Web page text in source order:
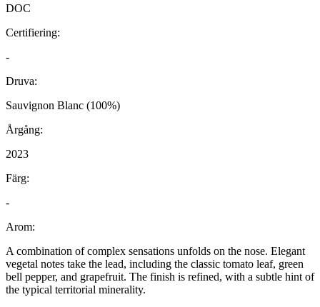
DOC
Certifiering:
-
Druva:
Sauvignon Blanc (100%)
Årgång:
2023
Färg:
-
Arom:
A combination of complex sensations unfolds on the nose. Elegant
vegetal notes take the lead, including the classic tomato leaf, green
bell pepper, and grapefruit. The finish is refined, with a subtle hint of
the typical territorial minerality.